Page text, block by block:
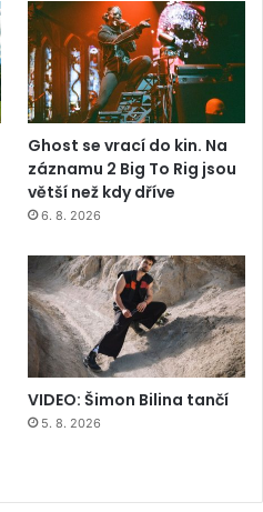
Ghost se vrací do kin. Na
záznamu 2 Big To Rig jsou
větší než kdy dříve
6. 8. 2026
VIDEO: Šimon Bilina tančí
5. 8. 2026